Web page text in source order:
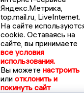
Яндекс.Метрика,
top.mail.ru, LiveInternet.
На сайте
cookie. Оставаясь на
сайте, вы принимаете
все условия
использования.
Вы можете настроить
или отклонить и
покинуть сайт